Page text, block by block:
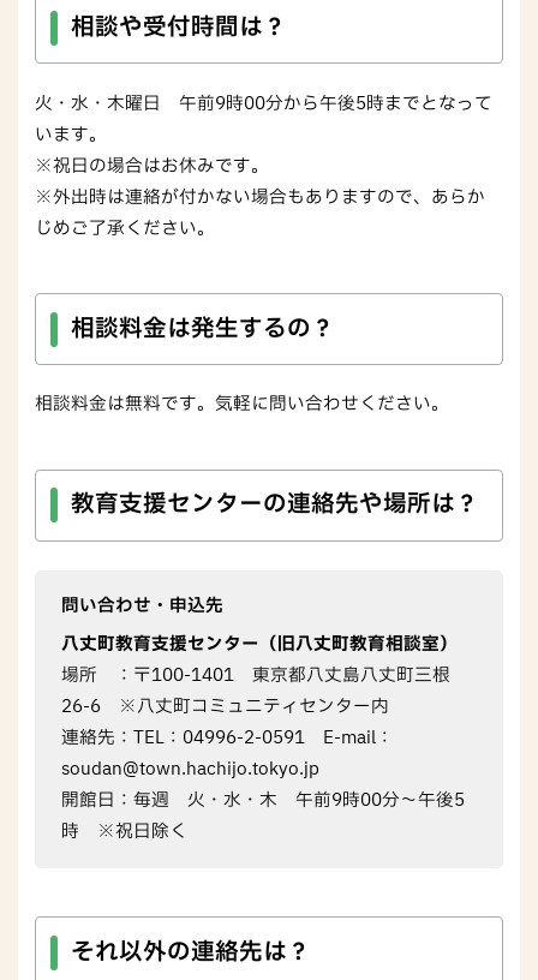
相談や受付時間は？
火・水・木曜日 午前9時00分から午後5時までとなって
います。
※祝日の場合はお休みです。
※外出時は連絡が付かない場合もありますので、あらか
じめご了承ください。
相談料金は発生するの？
相談料金は無料です。気軽に問い合わせください。
教育支援センターの連絡先や場所は？
問い合わせ・申込先
八丈町教育支援センター（旧八丈町教育相談室）
場所 ：〒100-1401 東京都八丈島八丈町三根
26-6 ※八丈町コミュニティセンター内
連絡先：TEL：04996-2-0591 E-mail：
soudan@town.hachijo.tokyo.jp
開館日：毎週 火・水・木 午前9時00分～午後5
時 ※祝日除く
それ以外の連絡先は？